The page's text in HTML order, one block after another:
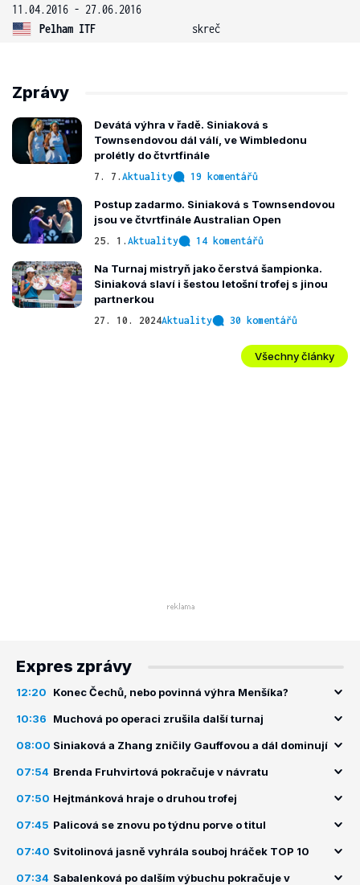
11.04.2016 - 27.06.2016
Pelham ITF
skreč
Zprávy
Devátá výhra v řadě. Siniaková s
Townsendovou dál válí, ve Wimbledonu
prolétly do čtvrtfinále
7. 7. Aktuality 19 komentářů
Postup zadarmo. Siniaková s Townsendovou
jsou ve čtvrtfinále Australian Open
25. 1. Aktuality 14 komentářů
Na Turnaj mistryň jako čerstvá šampionka.
Siniaková slaví i šestou letošní trofej s jinou
partnerkou
27. 10. 2024Aktuality 30 komentářů
Všechny články
Expres zprávy
12:20 Konec Čechů, nebo povinná výhra Menšíka?
10:36 Muchová po operaci zrušila další turnaj
08:00 Siniaková a Zhang zničily Gauffovou a dál dominují
07:54 Brenda Fruhvirtová pokračuje v návratu
07:50 Hejtmánková hraje o druhou trofej
07:45 Palicová se znovu po týdnu porve o titul
07:40 Svitolinová jasně vyhrála souboj hráček TOP 10
07:34 Sabalenková po dalším výbuchu pokračuje v